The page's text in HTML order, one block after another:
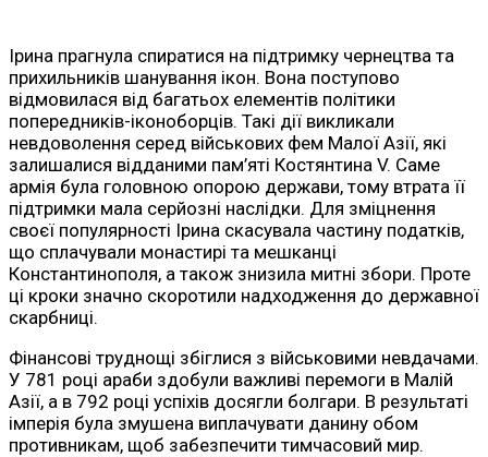
Ірина прагнула спиратися на підтримку чернецтва та
прихильників шанування ікон. Вона поступово
відмовилася від багатьох елементів політики
попередників-іконоборців. Такі дії викликали
невдоволення серед військових фем Малої Азії, які
залишалися відданими пам’яті Костянтина V. Саме
армія була головною опорою держави, тому втрата її
підтримки мала серйозні наслідки. Для зміцнення
своєї популярності Ірина скасувала частину податків,
що сплачували монастирі та мешканці
Константинополя, а також знизила митні збори. Проте
ці кроки значно скоротили надходження до державної
скарбниці.
Фінансові труднощі збіглися з військовими невдачами.
У 781 році араби здобули важливі перемоги в Малій
Азії, а в 792 році успіхів досягли болгари. В результаті
імперія була змушена виплачувати данину обом
противникам, щоб забезпечити тимчасовий мир.